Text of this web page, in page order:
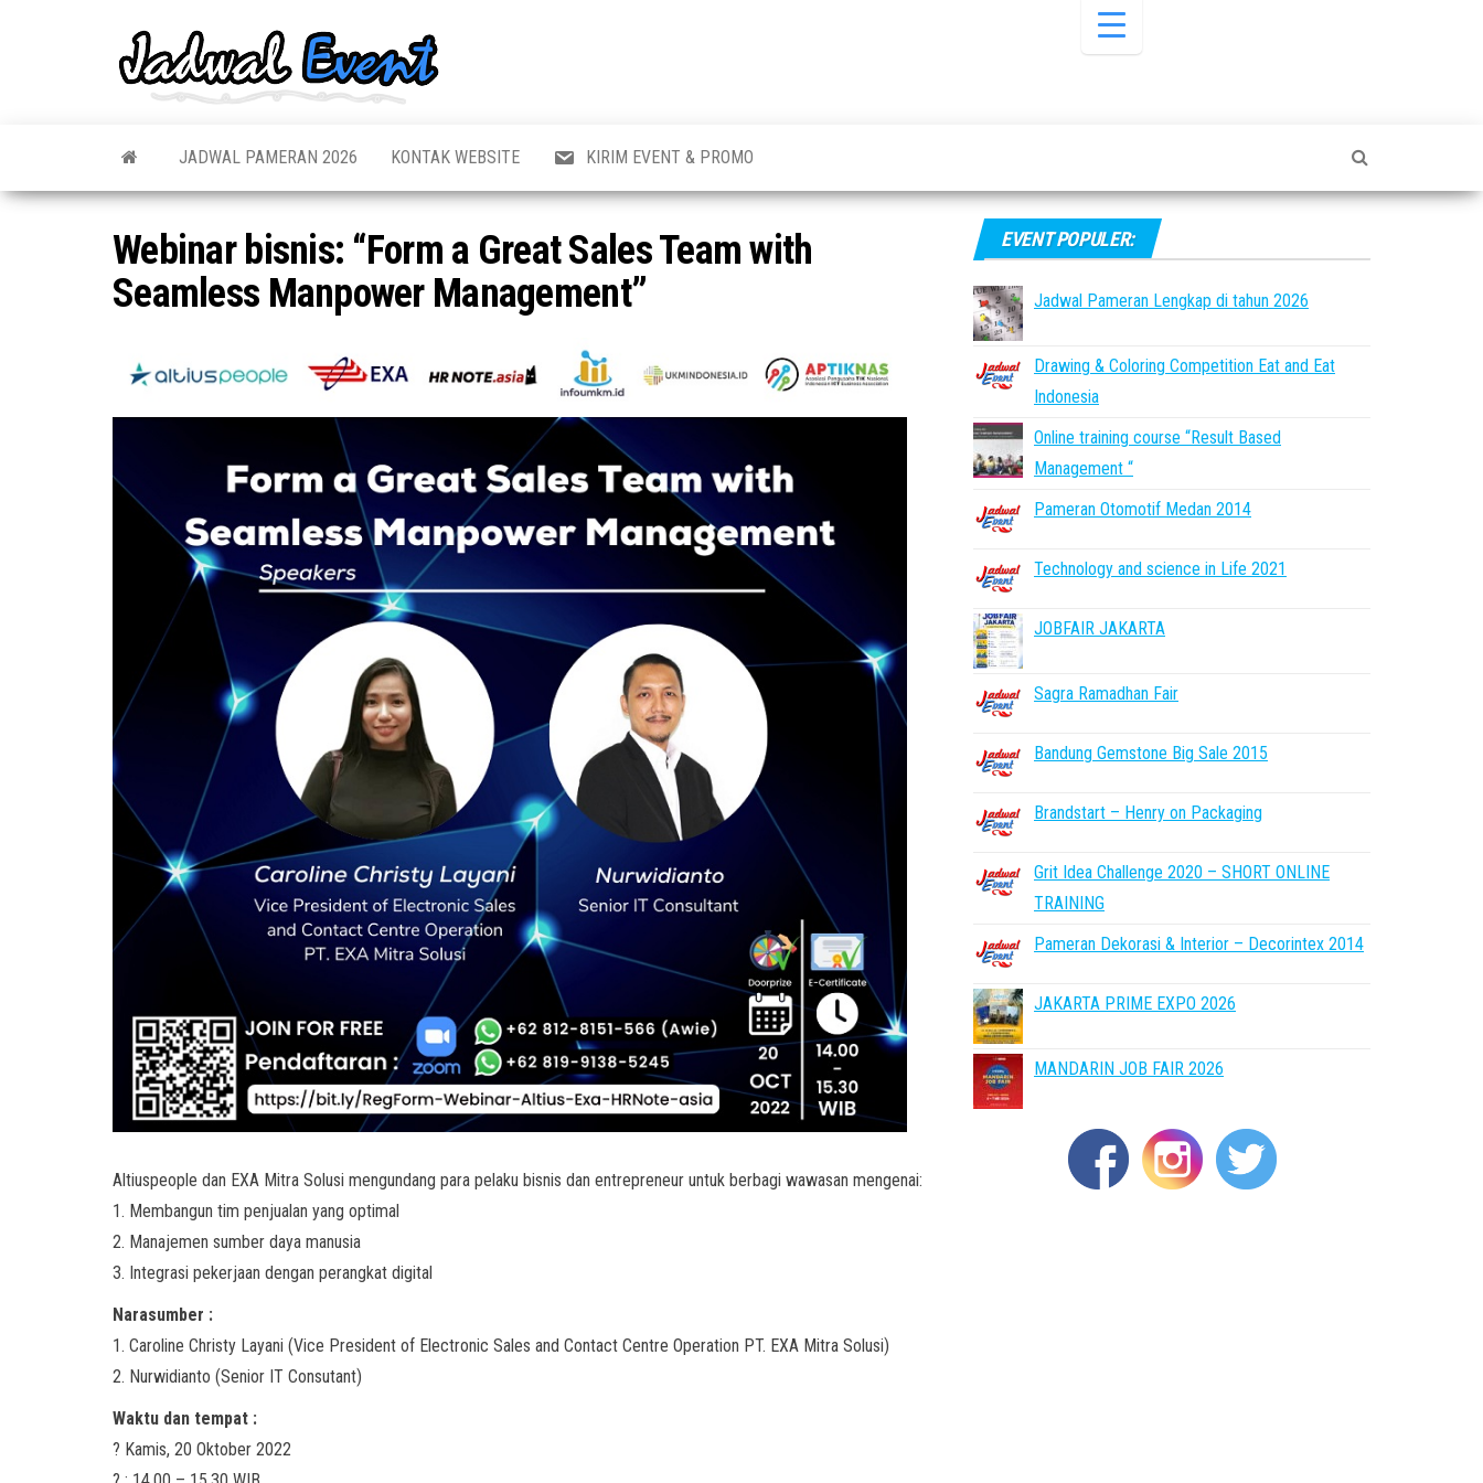
Pameran,
Acara &
Terbaru
Seminar,
Bazaar,
Job Fair,
Lomba dll.
JADWAL PAMERAN 2026 KONTAK WEBSITE KIRIM EVENT & PROMO
Webinar bisnis: “Form a Great Sales Team with
Seamless Manpower Management”
Altiuspeople dan EXA Mitra Solusi mengundang para pelaku bisnis dan entrepreneur untuk berbagi wawasan mengenai:
1. Membangun tim penjualan yang optimal
2. Manajemen sumber daya manusia
3. Integrasi pekerjaan dengan perangkat digital
Narasumber :
1. Caroline Christy Layani (Vice President of Electronic Sales and Contact Centre Operation PT. EXA Mitra Solusi)
2. Nurwidianto (Senior IT Consutant)
Waktu dan tempat :
? Kamis, 20 Oktober 2022
EVENT POPULER:
Jadwal Pameran Lengkap di tahun 2026
Drawing & Coloring Competition Eat and Eat
Indonesia
Online training course “Result Based
Management “
Pameran Otomotif Medan 2014
Technology and science in Life 2021
JOBFAIR JAKARTA
Sagra Ramadhan Fair
Bandung Gemstone Big Sale 2015
Brandstart – Henry on Packaging
Grit Idea Challenge 2020 – SHORT ONLINE
TRAINING
Pameran Dekorasi & Interior – Decorintex 2014
JAKARTA PRIME EXPO 2026
MANDARIN JOB FAIR 2026